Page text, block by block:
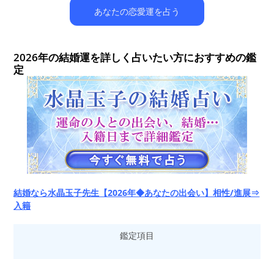
あなたの恋愛運を占う
2026年の結婚運を詳しく占いたい方におすすめの鑑
定
結婚なら水晶玉子先生【2026年◆あなたの出会い】相性/進展⇒
入籍
鑑定項目